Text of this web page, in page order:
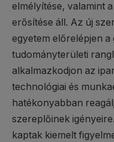
elmélyítése, valamint
erősítése áll. Az új
egyetem előrelépjen
tudományterületi
alkalmazkodjon az
technológiai és
hatékonyabban
szereplőinek
kaptak kiemelt